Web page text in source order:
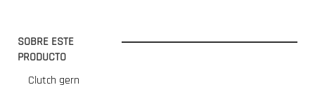
SOBRE ESTE
PRODUCTO
Clutch gern